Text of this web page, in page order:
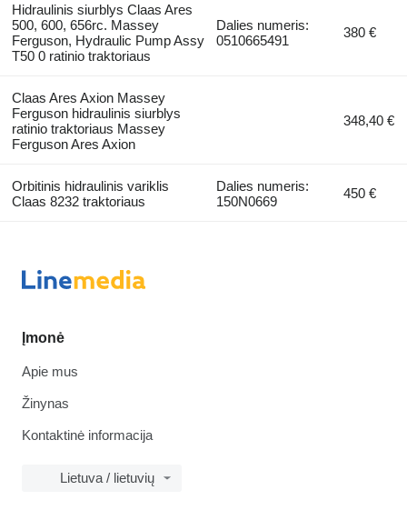
Hidraulinis siurblys Claas Ares
500, 600, 656rc. Massey
Ferguson, Hydraulic Pump Assy
T50 0 ratinio traktoriaus
Dalies numeris:
0510665491
380 €
Claas Ares Axion Massey
Ferguson hidraulinis siurblys
ratinio traktoriaus Massey
Ferguson Ares Axion
348,40 €
Orbitinis hidraulinis variklis
Claas 8232 traktoriaus
Dalies numeris:
150N0669
450 €
Įmonė
Apie mus
Žinynas
Kontaktinė informacija
Lietuva / lietuvių